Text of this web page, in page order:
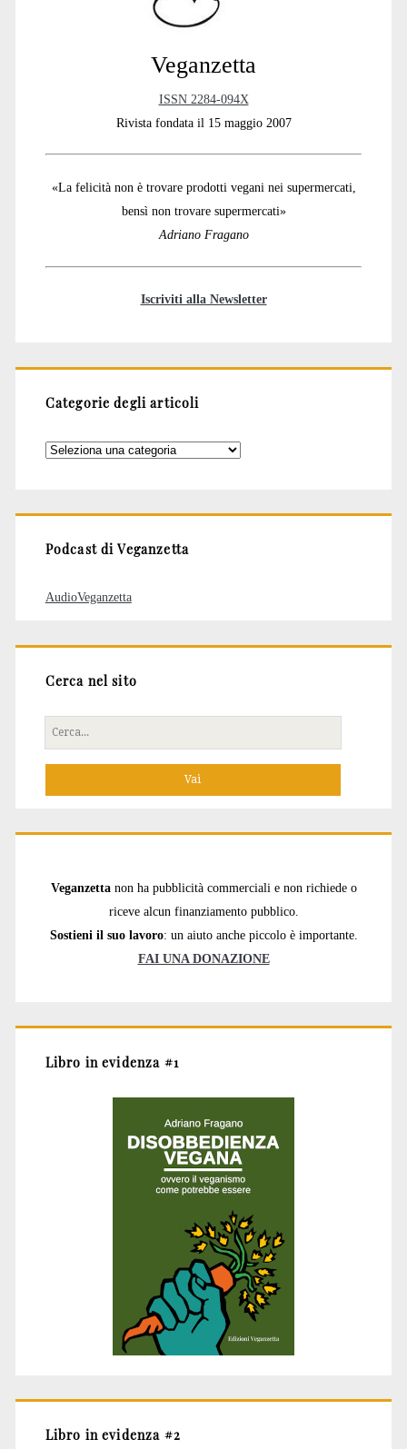
Veganzetta
ISSN 2284-094X
Rivista fondata il 15 maggio 2007
«La felicità non è trovare prodotti vegani nei supermercati,
bensì non trovare supermercati»
Adriano Fragano
Iscriviti alla Newsletter
Categorie degli articoli
Categorie
Podcast di Veganzetta
AudioVeganzetta
Cerca nel sito
Cerca
per:
Veganzetta non ha pubblicità commerciali e non richiede o
riceve alcun finanziamento pubblico.
Sostieni il suo lavoro: un aiuto anche piccolo è importante.
FAI UNA DONAZIONE
Libro in evidenza #1
Libro in evidenza #2